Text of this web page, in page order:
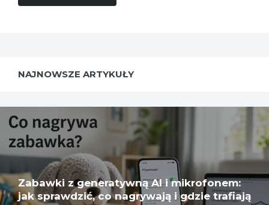
NAJNOWSZE ARTYKUŁY
Zabawki z generatywną AI i mikrofonem:
jak sprawdzić, co nagrywają i gdzie trafiają